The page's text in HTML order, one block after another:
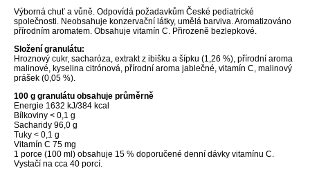
Výborná chuť a vůně. Odpovídá požadavkům České pediatrické
společnosti. Neobsahuje konzervační látky, umělá barviva. Aromatizováno
přírodním aromatem. Obsahuje vitamín C. Přirozeně bezlepkové.
Složení granulátu:
Hroznový cukr, sacharóza, extrakt z ibišku a šípku (1,26 %), přírodní aroma
malinové, kyselina citrónová, přírodní aroma jablečné, vitamín C, malinový
prášek (0,05 %).
100 g granulátu obsahuje průměrně
Energie 1632 kJ/384 kcal
Bílkoviny < 0,1 g
Sacharidy 96,0 g
Tuky < 0,1 g
Vitamín C 75 mg
1 porce (100 ml) obsahuje 15 % doporučené denní dávky vitamínu C.
Vystačí na cca 40 porcí.